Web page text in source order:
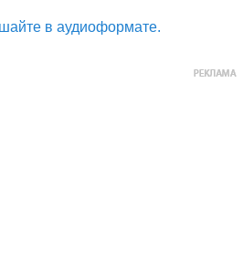
в аудиоформате.